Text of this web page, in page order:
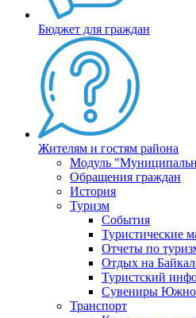
Бюджет для граждан
Жителям и гостям района
Модуль
Обращения граждан
История
Туризм
События
Туристические
Отчеты по
Отдых на
Туристский
Сувениры
Транспорт